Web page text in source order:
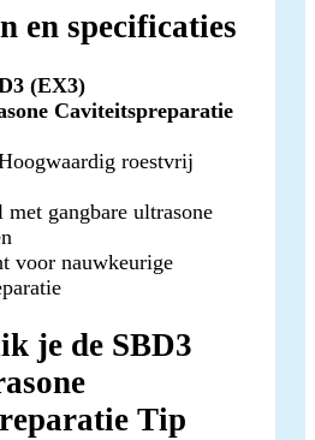
en specificaties
(EX3)
Caviteitspreparatie
roestvrij
met gangbare ultrasone
voor nauwkeurige
je de SBD3
Tip